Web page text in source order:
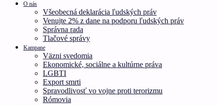
O nás
Všeobecná deklarácia ľudských práv
Venujte 2% z dane na podporu ľudských práv
Správna rada
Tlačové správy
Kampane
Väzni svedomia
Ekonomické, sociálne a kultúrne práva
LGBTI
Export smrti
Spravodlivosť vo vojne proti terorizmu
Rómovia